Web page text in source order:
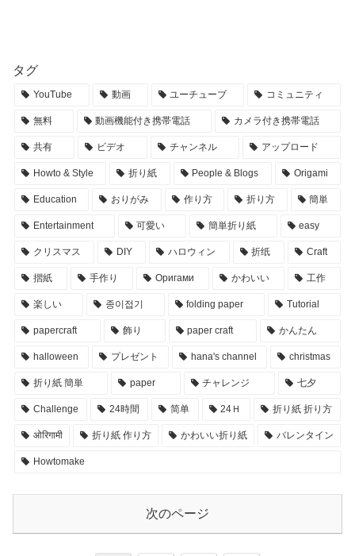
タグ
YouTube 動画 ユーチューブ コミュニティ
無料 動画機能付き携帯電話 カメラ付き携帯電話
共有 ビデオ チャンネル アップロード
Howto & Style 折り紙 People & Blogs Origami
Education おりがみ 作り方 折り方 簡単
Entertainment 可愛い 簡単折り紙 easy
クリスマス DIY ハロウィン 折纸 Craft
摺紙 手作り Оригами かわいい 工作
楽しい 종이접기 folding paper Tutorial
papercraft 飾り paper craft かんたん
halloween プレゼント hana's channel christmas
折り紙 簡単 paper チャレンジ 七夕
Challenge 24時間 简单 24Ｈ 折り紙 折り方
ओरिगामी 折り紙 作り方 かわいい折り紙 バレンタイン
Howtomake
次のページ